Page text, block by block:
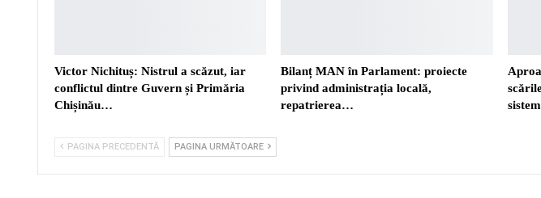
Victor Nichituș: Nistrul a scăzut, iar
conflictul dintre Guvern și Primăria
Chișinău…
Bilanț MAN în Parlament: proiecte
privind administrația locală,
repatrierea…
PAGINA PRECEDENTĂ PAGINA URMĂTOARE